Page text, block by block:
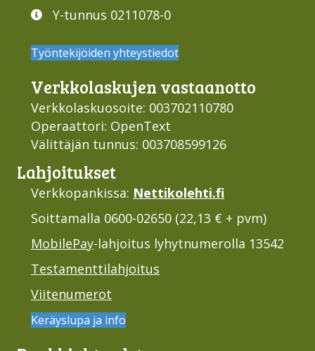
Y-tunnus 0211078-0
Työntekijöiden yhteystiedot
Verkko­laskujen vastaan­otto
Verkkolaskuosoite: 003702110780
Operaattori: OpenText
Välittäjän tunnus: 003708599126
Lahjoi­tukset
Verkkopankissa: Nettikolehti.fi
Soittamalla 0600-02650 (22,13 € + pvm)
MobilePay-lahjoitus lyhytnumerolla 13542
Testamenttilahjoitus
Viitenumerot
Keräyslupa ja info